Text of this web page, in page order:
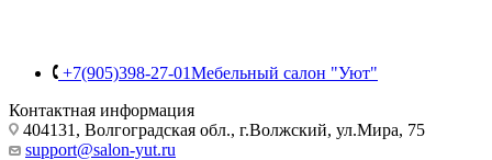
+7(905)398-27-01Мебельный салон "Уют"
Контактная информация
404131, Волгоградская обл., г.Волжский, ул.Мира, 75
support@salon-yut.ru